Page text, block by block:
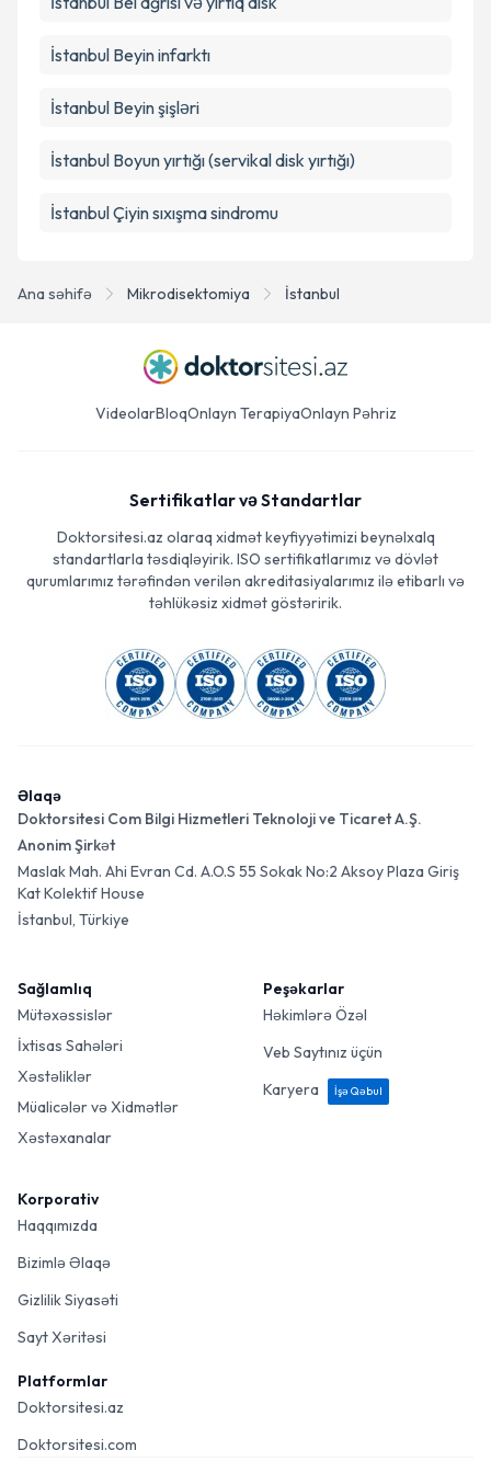
Ana səhifə Mikrodisektomiya İstanbul
İstanbul Beyin infarktı
İstanbul Beyin şişləri
İstanbul Boyun yırtığı (servikal disk yırtığı)
İstanbul Çiyin sıxışma sindromu
VideolarBloqOnlayn TerapiyaOnlayn Pəhriz
Sertifikatlar və Standartlar
Doktorsitesi.az olaraq xidmət keyfiyyətimizi beynəlxalq
standartlarla təsdiqləyirik. ISO sertifikatlarımız və dövlət
qurumlarımız tərəfindən verilən akreditasiyalarımız ilə etibarlı və
təhlükəsiz xidmət göstəririk.
Əlaqə
Doktorsitesi Com Bilgi Hizmetleri Teknoloji ve Ticaret A.Ş.
Anonim Şirkət
Maslak Mah. Ahi Evran Cd. A.O.S 55 Sokak No:2 Aksoy Plaza Giriş
Kat Kolektif House
İstanbul, Türkiye
Sağlamlıq
Mütəxəssislər
İxtisas Sahələri
Xəstəliklər
Müalicələr və Xidmətlər
Xəstəxanalar
Peşəkarlar
Həkimlərə Özəl
Veb Saytınız üçün
Karyera
İşə Qəbul
Korporativ
Haqqımızda
Bizimlə Əlaqə
Gizlilik Siyasəti
Sayt Xəritəsi
Platformlar
Doktorsitesi.az
Doktorsitesi.com